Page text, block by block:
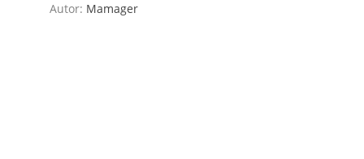
Autor: Mamager